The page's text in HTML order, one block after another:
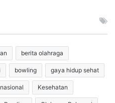
berita olahraga
bowling gaya hidup sehat
Kesehatan